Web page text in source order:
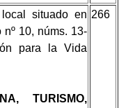
situado en
10, núms. 13-
para la Vida
TURISMO,
266